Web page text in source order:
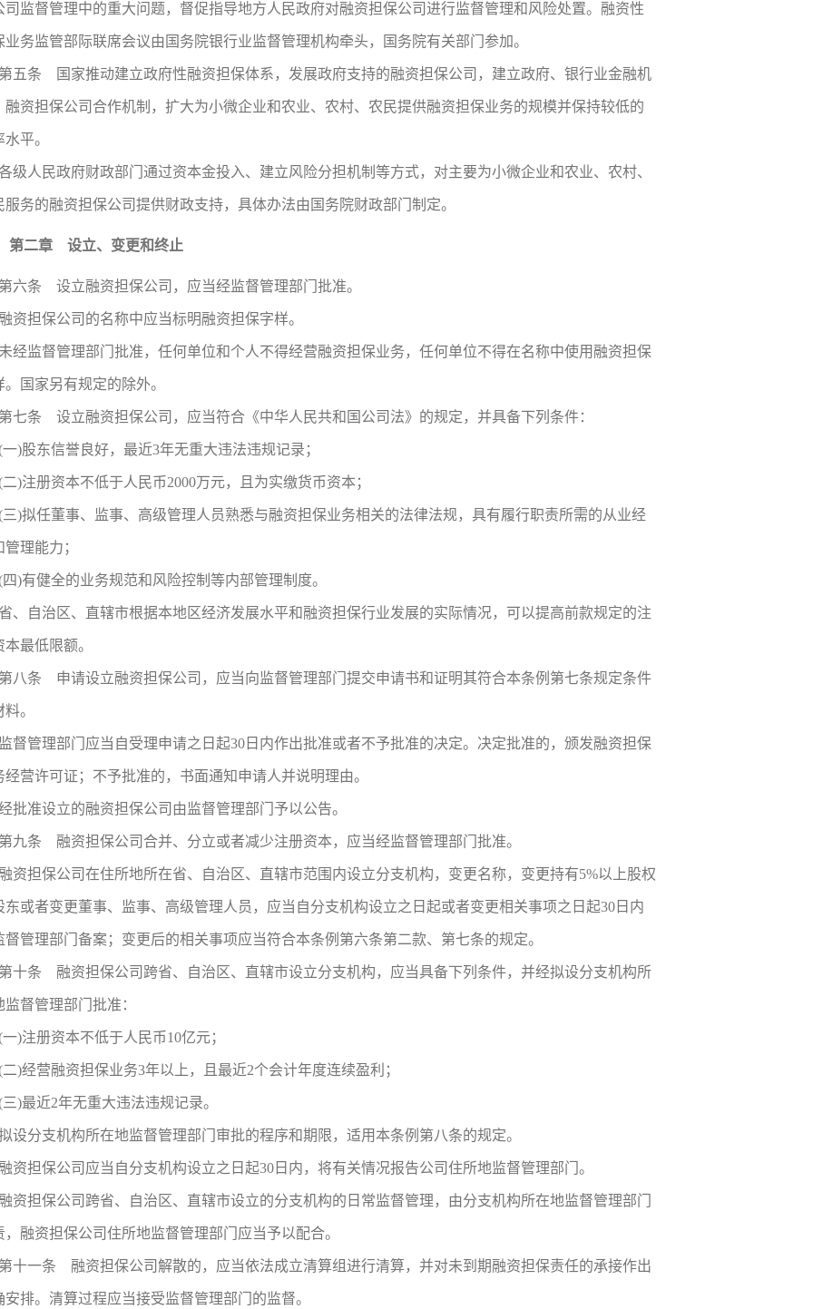
司监督管理中的重大问题，督促指导地方人民政府对融资担保公司进行监督管理和风险处置。融资性
业务监管部际联席会议由国务院银行业监督管理机构牵头，国务院有关部门参加。
第五条 国家推动建立政府性融资担保体系，发展政府支持的融资担保公司，建立政府、银行业金融机
融资担保公司合作机制，扩大为小微企业和农业、农村、农民提供融资担保业务的规模并保持较低的
水平。
级人民政府财政部门通过资本金投入、建立风险分担机制等方式，对主要为小微企业和农业、农村、
服务的融资担保公司提供财政支持，具体办法由国务院财政部门制定。
第二章 设立、变更和终止
第六条 设立融资担保公司，应当经监督管理部门批准。
融资担保公司的名称中应当标明融资担保字样。
未经监督管理部门批准，任何单位和个人不得经营融资担保业务，任何单位不得在名称中使用融资担保
。国家另有规定的除外。
第七条 设立融资担保公司，应当符合《中华人民共和国公司法》的规定，并具备下列条件：
一)股东信誉良好，最近3年无重大违法违规记录；
二)注册资本不低于人民币2000万元，且为实缴货币资本；
三)拟任董事、监事、高级管理人员熟悉与融资担保业务相关的法律法规，具有履行职责所需的从业经
管理能力；
四)有健全的业务规范和风险控制等内部管理制度。
省、自治区、直辖市根据本地区经济发展水平和融资担保行业发展的实际情况，可以提高前款规定的注
本最低限额。
第八条 申请设立融资担保公司，应当向监督管理部门提交申请书和证明其符合本条例第七条规定条件
。
监督管理部门应当自受理申请之日起30日内作出批准或者不予批准的决定。决定批准的，颁发融资担保
经营许可证；不予批准的，书面通知申请人并说明理由。
批准设立的融资担保公司由监督管理部门予以公告。
第九条 融资担保公司合并、分立或者减少注册资本，应当经监督管理部门批准。
融资担保公司在住所地所在省、自治区、直辖市范围内设立分支机构，变更名称，变更持有5%以上股权
东或者变更董事、监事、高级管理人员，应当自分支机构设立之日起或者变更相关事项之日起30日内
督管理部门备案；变更后的相关事项应当符合本条例第六条第二款、第七条的规定。
第十条 融资担保公司跨省、自治区、直辖市设立分支机构，应当具备下列条件，并经拟设分支机构所
监督管理部门批准：
一)注册资本不低于人民币10亿元；
二)经营融资担保业务3年以上，且最近2个会计年度连续盈利；
三)最近2年无重大违法违规记录。
设分支机构所在地监督管理部门审批的程序和期限，适用本条例第八条的规定。
融资担保公司应当自分支机构设立之日起30日内，将有关情况报告公司住所地监督管理部门。
融资担保公司跨省、自治区、直辖市设立的分支机构的日常监督管理，由分支机构所在地监督管理部门
，融资担保公司住所地监督管理部门应当予以配合。
第十一条 融资担保公司解散的，应当依法成立清算组进行清算，并对未到期融资担保责任的承接作出
安排。清算过程应当接受监督管理部门的监督。